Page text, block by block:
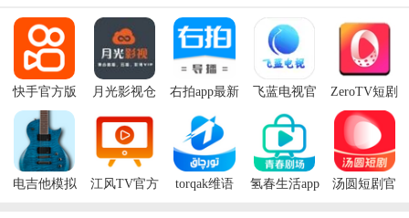
快手官方版
月光影视仓
右拍app最新
飞蓝电视官
ZeroTV短剧
官方版
电吉他模拟
江风TV官方
torqak维语
氢春生活app
汤圆短剧官